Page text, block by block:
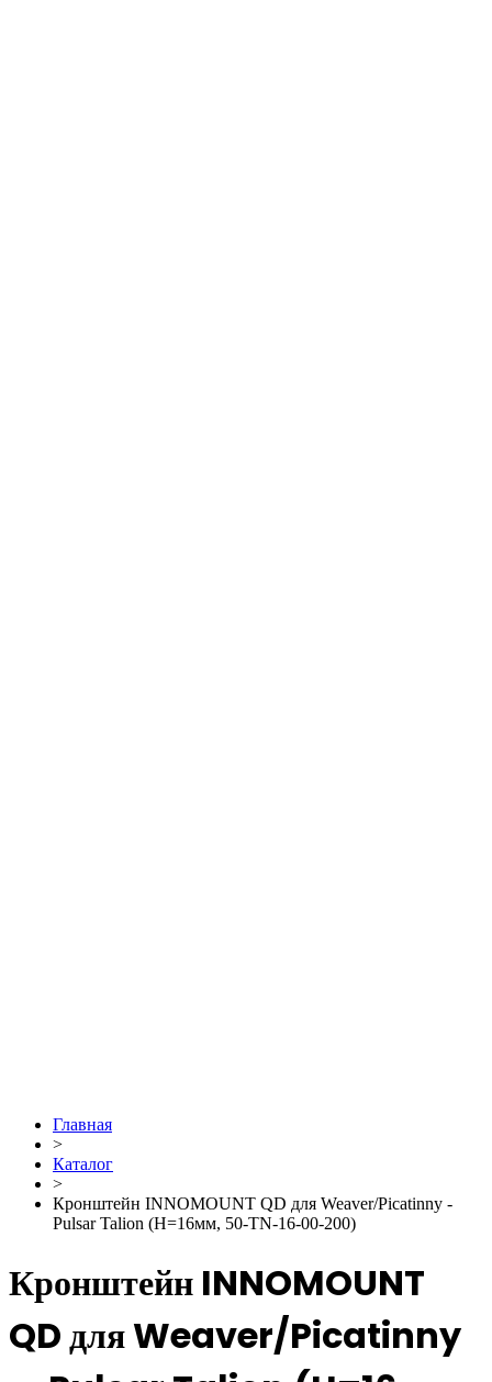
Главная
>
Каталог
>
Кронштейн INNOMOUNT QD для Weaver/Picatinny -
Pulsar Talion (H=16мм, 50-TN-16-00-200)
Кронштейн INNOMOUNT
QD для Weaver/Picatinny